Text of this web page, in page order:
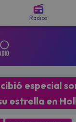
Radios
especial
estrella en